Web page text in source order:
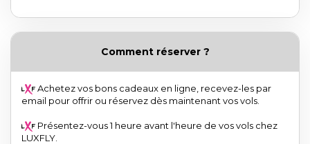
Comment réserver ?
Achetez vos bons cadeaux en ligne, recevez-les par
email pour offrir ou réservez dès maintenant vos vols.
Présentez-vous 1 heure avant l'heure de vos vols chez
LUXFLY.